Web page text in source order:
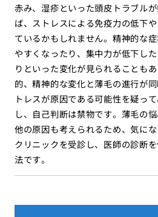
赤み、湿疹といった頭皮トラブル
ば、ストレスによる免疫力の低下
ているかもしれません。精神的な
やすくなったり、集中力が低下し
りといった変化が見られることも
的、精神的な変化と薄毛の進行が
トレスが原因である可能性を疑っ
し、自己判断は禁物です。薄毛の
他の原因も考えられるため、気に
クリニックを受診し、医師の診断
法です。